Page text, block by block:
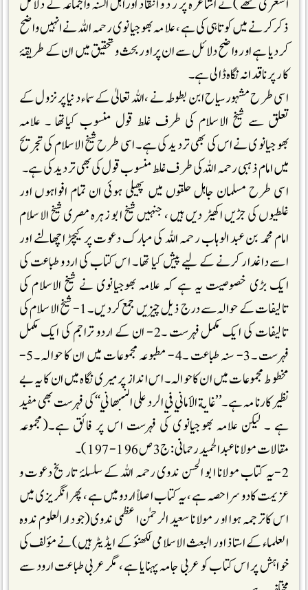
ذکرکرنے میں کوتاہی کی ہے ، علامہ بھوجیانوی رحمہ اللہ نے انہیں واضح
کردیا ہے اور واضح دلائل سے ان پراو ربحث و تحقیق میں ان کے طریقۂ
کا ر پر ناقدانہ نگاہ ڈالی ہے ۔
اسی طرح مشہور سیاح ابن بطوطہ نے ،اللہ تعالیٰ کے سماء دنیا پر نزول کے
تعلق سے شیخ الاسلام کی طرف غلط قول منسوب کیاتھا ۔ علامہ
بھوجیانوی نے اس کی بھی تردید کی ہے ۔ اسی طرح شیخ الاسلام کی تجریح
میں امام ذہبی رحمہ اللہ کی طرف غلط منسوب قول کی بھی تردید کی ہے۔
اسی طرح مسلمان جاہل حلقوں میں پھیلی ہوئی ان تمام افواہوں اور
غلطیوں کی جڑیں اکھیڑ دیں ہیں ، جنہیں شیخ ابو زہرہ مصری شیخ الاسلام
امام محمد بن عبد الوہاب رحمہ اللہ کی مبارک دعوت پر کیچڑ اچھالنے اور
اسے داغدار کرنے کے لیے پیش کیا تھا ۔ اس کتاب کی اردو طباعت کی
ایک بڑی خصوصیت یہ ہے کہ علامہ بھوجیانوی نے شیخ الاسلام کی
تالیفات کے حوالہ سے درج ذیل چیزیں جمع کردیں ۔1- شیخ الاسلام کی
تالیفات کی ایک مکمل فہرست ۔2- ان کے اردو تراجم کی ایک مکمل
فہرست ۔3- سنہ طباعت ۔4- مطبوعہ مجموعات میں ان کا حوالہ ۔5-
مخطوط مجموعات میں ان کاحوالہ ۔اس انداز پر میری نگاہ میں ان کا یہ بے
نظیر کارنامہ ہے ۔’’غاية الأماني في الرد على النبھاني‘‘ کی فہرست بھی مفید
ہے ۔ لیکن علامہ بھوجیانوی کی فہرست اس پر فائق ہے۔(مجموعہ
مقالات مولانا عبد الحمید رحمانی :ج 3 ص 196-197)۔
2-یہ کتاب مولانا ابو الحسن ندوی رحمہ اللہ کے سلسلۂ تاریخ دعوت و
عزیمت کا دوسرا حصہ ہے، یہ کتاب اصلاً اردو میں ہے ،پھر انگریزی میں
اس کاترجمہ ہوا او ر مولانا سعید الرحمٰن اعظمی ندوی(جو دارالعلوم ندوہ
العلماء کے استاذ اور البعث الاسلامی لکھنؤ کے ایڈیٹر ہیں)نے مؤلف کی
خواہش پر اس کتاب کو عربی جامہ پہنایا ہے ، مگر عربی طباعت ارود سے